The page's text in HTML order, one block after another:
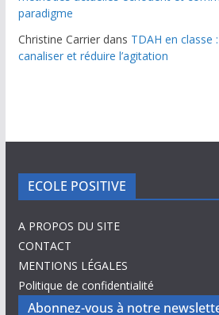
paradigme
Christine Carrierdans TDAH en classe
canaliser et réduire l’agitation
ECOLE POSITIVE
A PROPOS DU SITE
CONTACT
MENTIONS LÉGALES
Politique de confidentialité
Abonnez-vous à notre